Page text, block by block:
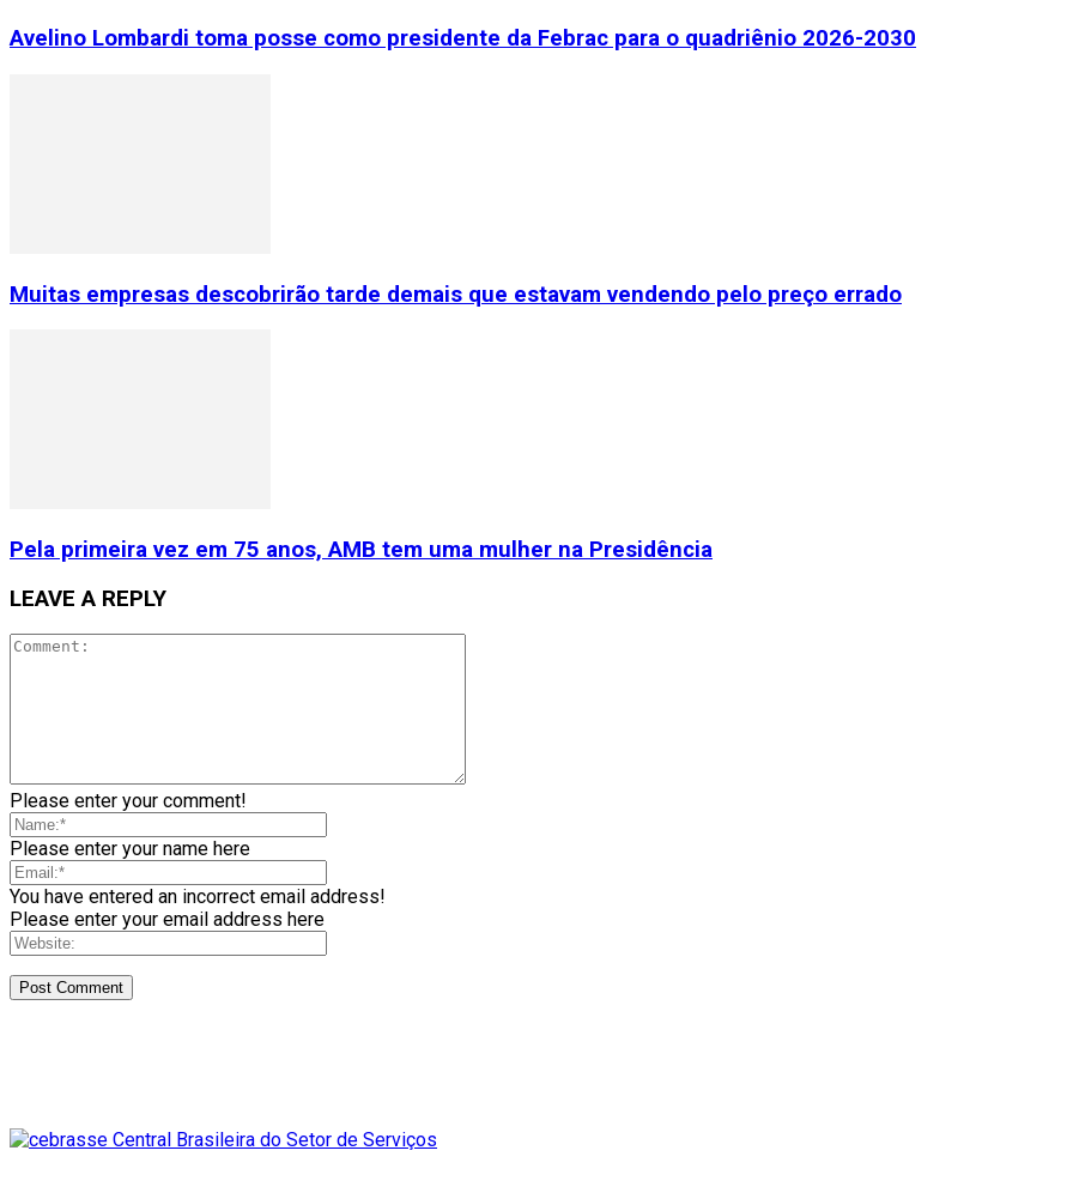
Avelino Lombardi toma posse como presidente da Febrac para o quadriênio 2026-2030
Muitas empresas descobrirão tarde demais que estavam vendendo pelo preço errado
Pela primeira vez em 75 anos, AMB tem uma mulher na Presidência
LEAVE A REPLY
Please enter your comment!
Please enter your name here
You have entered an incorrect email address!
Please enter your email address here